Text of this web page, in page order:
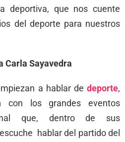
deportiva, que nos cuente
del deporte para nuestros
Carla Sayavedra
a hablar de deporte,
con los grandes eventos
que, dentro de sus
hablar del partido del